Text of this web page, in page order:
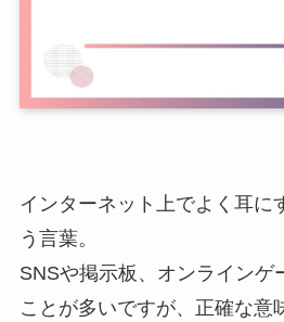
インターネット上でよく耳に
う言葉。
SNSや掲示板、オンラインゲ
ことが多いですが、正確な意